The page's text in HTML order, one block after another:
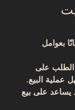
بعوامل
على
عملية البيع.
يساعد على بيع